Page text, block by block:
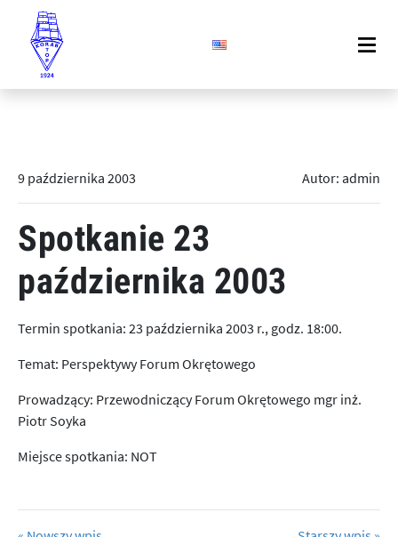
9 października 2003 Autor: admin
Spotkanie 23
października 2003
Termin spotkania: 23 października 2003 r., godz. 18:00.
Temat: Perspektywy Forum Okrętowego
Prowadzący: Przewodniczący Forum Okrętowego mgr inż.
Piotr Soyka
Miejsce spotkania: NOT